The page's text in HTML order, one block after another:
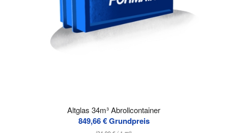
Altglas 34m³ Abrollcontainer
849,66€Grundpreis